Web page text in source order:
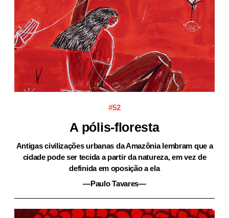
#52
A pólis-floresta
Antigas civilizações urbanas da Amazônia lembram que a
cidade pode ser tecida a partir da natureza, em vez de
definida em oposição a ela
—Paulo Tavares—